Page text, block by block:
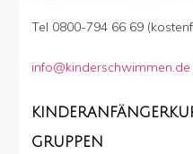
Tel 0800-794 66 69
info@kinderschwimmen.de
GRUPPEN